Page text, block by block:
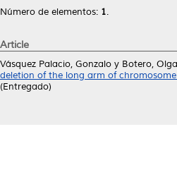
Número de elementos: 1.
Article
Vásquez Palacio, Gonzalo y Botero, Olga
deletion of the long arm of
(Entregado)